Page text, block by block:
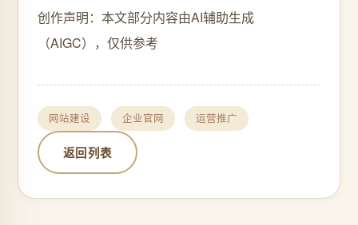
创作声明：本文部分内容由AI辅助生成
（AIGC），仅供参考
网站建设 企业官网 运营推广
返回列表